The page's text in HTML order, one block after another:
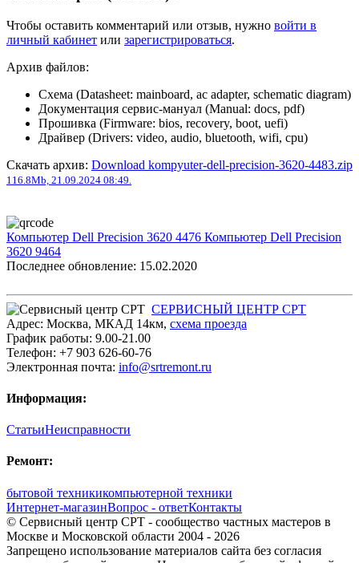
Чтобы оставить комментарий или отзыв, нужно войти в
личный кабинет или зарегистрироваться.
Архив файлов:
Схема (Datasheet: mainboard, ac adapter, schematic diagram)
Документация сервис-мануал (Manual: docs, pdf)
Прошивка (Firmware: bios, recovery, boot, uefi)
Драйвер (Drivers: video, audio, bluetooth, wifi, cpu)
Скачать архив: Download kompyuter-dell-precision-3620-4483.zip
116.8Mb, 21.09.2024 08:49.
Компьютер Dell Precision 3620 4476 Компьютер Dell Precision
3620 9464
Последнее обновление: 15.02.2020
СЕРВИСНЫЙ ЦЕНТР СРТ
Адрес: Москва, МКАД 14км, cхема проезда
График работы: 9.00-21.00
Телефон: +7 903 626-60-76
Электронная почта: info@srtremont.ru
Информация:
СтатьиНеисправности
Ремонт:
бытовой техникикомпьютерной техники
Интернет-магазинВопрос - ответКонтакты
© Сервисный центр СРТ - сообщество частных мастеров в
Москве и Московской области 2004 - 2026
Запрещено использование материалов сайта без согласия